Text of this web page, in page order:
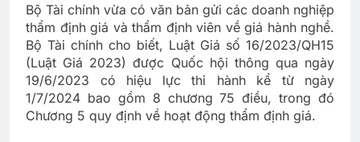
Bộ Tài chính vừa có văn bản gửi các doanh nghiệp
thẩm định giá và thẩm định viên về giá hành nghề.
Bộ Tài chính cho biết, Luật Giá số 16/2023/QH15
(Luật Giá 2023) được Quốc hội thông qua ngày
19/6/2023 có hiệu lực thi hành kể từ ngày
1/7/2024 bao gồm 8 chương 75 điều, trong đó
Chương 5 quy định về hoạt động thẩm định giá.